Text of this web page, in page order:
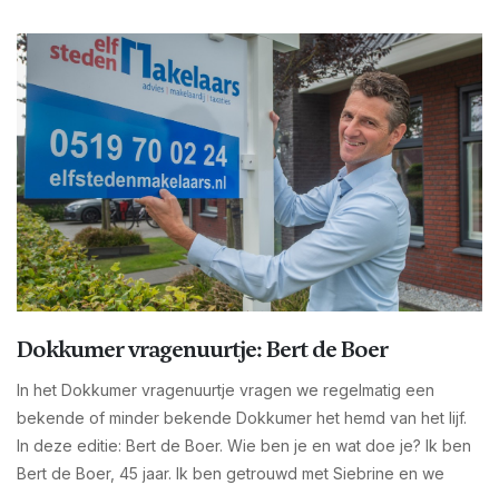
Dokkumer vragenuurtje: Bert de Boer
In het Dokkumer vragenuurtje vragen we regelmatig een
bekende of minder bekende Dokkumer het hemd van het lijf.
In deze editie: Bert de Boer. Wie ben je en wat doe je? Ik ben
Bert de Boer, 45 jaar. Ik ben getrouwd met Siebrine en we